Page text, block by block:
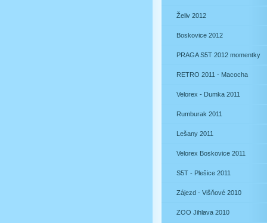
Želiv 2012
Boskovice 2012
PRAGA S5T 2012 momentky
RETRO 2011 - Macocha
Velorex - Dumka 2011
Rumburak 2011
Lešany 2011
Velorex Boskovice 2011
S5T - Plešice 2011
Zájezd - Višňové 2010
ZOO Jihlava 2010